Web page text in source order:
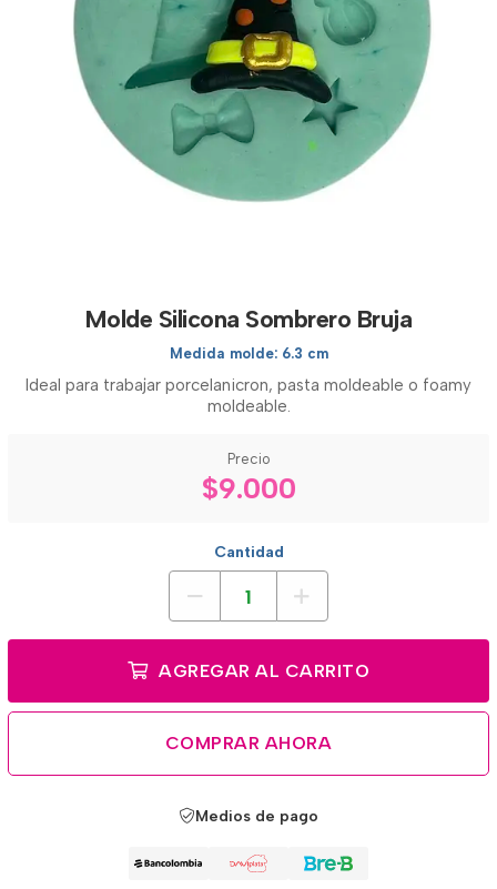
Molde Silicona Sombrero Bruja
Medida molde: 6.3 cm
Ideal para trabajar porcelanicron, pasta moldeable o foamy
moldeable.
Precio
$9.000
Cantidad
AGREGAR AL CARRITO
COMPRAR AHORA
Medios de pago